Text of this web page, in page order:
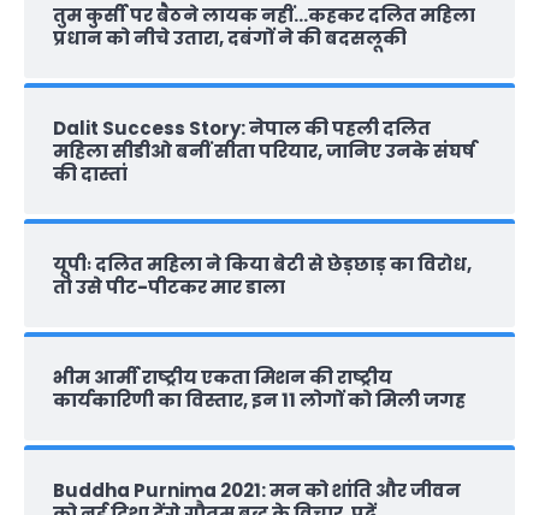
तुम कुर्सी पर बैठने लायक नहीं…कहकर दलित महिला
प्रधान को नीचे उतारा, दबंगों ने की बदसलूकी
Dalit Success Story: नेपाल की पहली दलित
महिला सीडीओ बनीं सीता परियार, जानिए उनके संघर्ष
की दास्‍तां
यूपीः दलित महिला ने किया बेटी से छेड़छाड़ का विरोध,
तो उसे पीट-पीटकर मार डाला
भीम आर्मी राष्‍ट्रीय एकता मिशन की राष्‍ट्रीय
कार्यकारिणी का विस्तार, इन 11 लोगों को मिली जगह
Buddha Purnima 2021: मन को शांति और जीवन